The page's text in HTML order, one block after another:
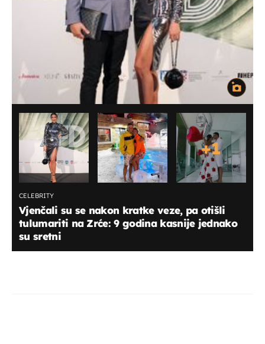
+1
CELEBRITY
Vjenčali su se nakon kratke veze, pa otišli
tulumariti na Zrće: 9 godina kasnije jednako
su sretni